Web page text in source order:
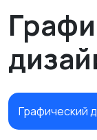
Графический